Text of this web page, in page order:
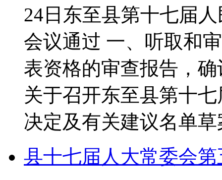
24日东至县第十七届
会议通过 一、听取和
表资格的审查报告，
关于召开东至县第十
决定及有关建议名单
县十七届人大常委会